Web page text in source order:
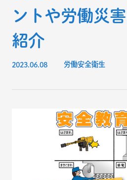
ントや労働災
紹介
2023.06.08 労働安全衛生